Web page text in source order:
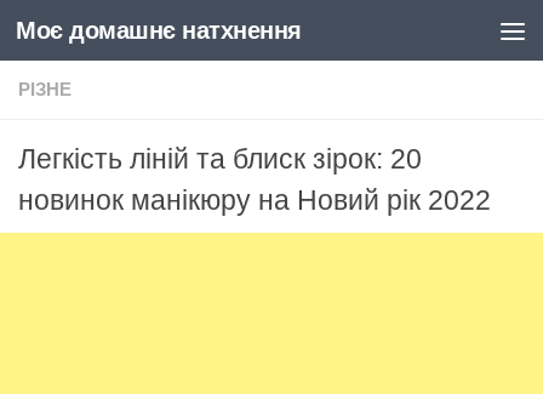
Skip to content
Моє домашнє натхнення
РІЗНЕ
Легкість ліній та блиск зірок: 20
новинок манікюру на Новий рік 2022